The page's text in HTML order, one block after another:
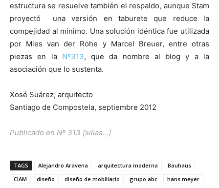
estructura se resuelve también el respaldo, aunque Stam
proyectó una versión en taburete que reduce la
compejidad al mínimo. Una solución idéntica fue utilizada
por Mies van der Rohe y Marcel Breuer, entre otras
piezas en la Nº313, que da nombre al blog y a la
asociación que lo sustenta.
Xosé Suárez, arquitecto
Santiago de Compostela, septiembre 2012
Publicado en Nº 313 [sillas…]
TAGS Alejandro Aravena arquitectura moderna
Bauhaus
CIAM
diseño diseño de mobiliario grupo abc hans meyer